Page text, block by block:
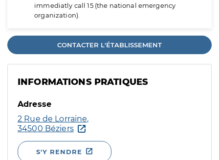
immediatly call 15 (the national emergency
organization).
CONTACTER L'ÉTABLISSEMENT
INFORMATIONS PRATIQUES
Adresse
2 Rue de Lorraine,
34500 Béziers
S'Y RENDRE